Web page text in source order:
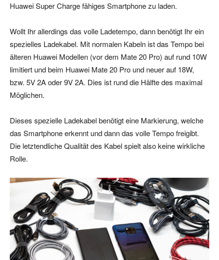
Huawei Super Charge fähiges Smartphone zu laden.
Wollt Ihr allerdings das volle Ladetempo, dann benötigt Ihr ein
spezielles Ladekabel. Mit normalen Kabeln ist das Tempo bei
älteren Huawei Modellen (vor dem Mate 20 Pro) auf rund 10W
limitiert und beim Huawei Mate 20 Pro und neuer auf 18W,
bzw. 5V 2A oder 9V 2A. Dies ist rund die Hälfte des maximal
Möglichen.
Dieses spezielle Ladekabel benötigt eine Markierung, welche
das Smartphone erkennt und dann das volle Tempo freigibt.
Die letztendliche Qualität des Kabel spielt also keine wirkliche
Rolle.